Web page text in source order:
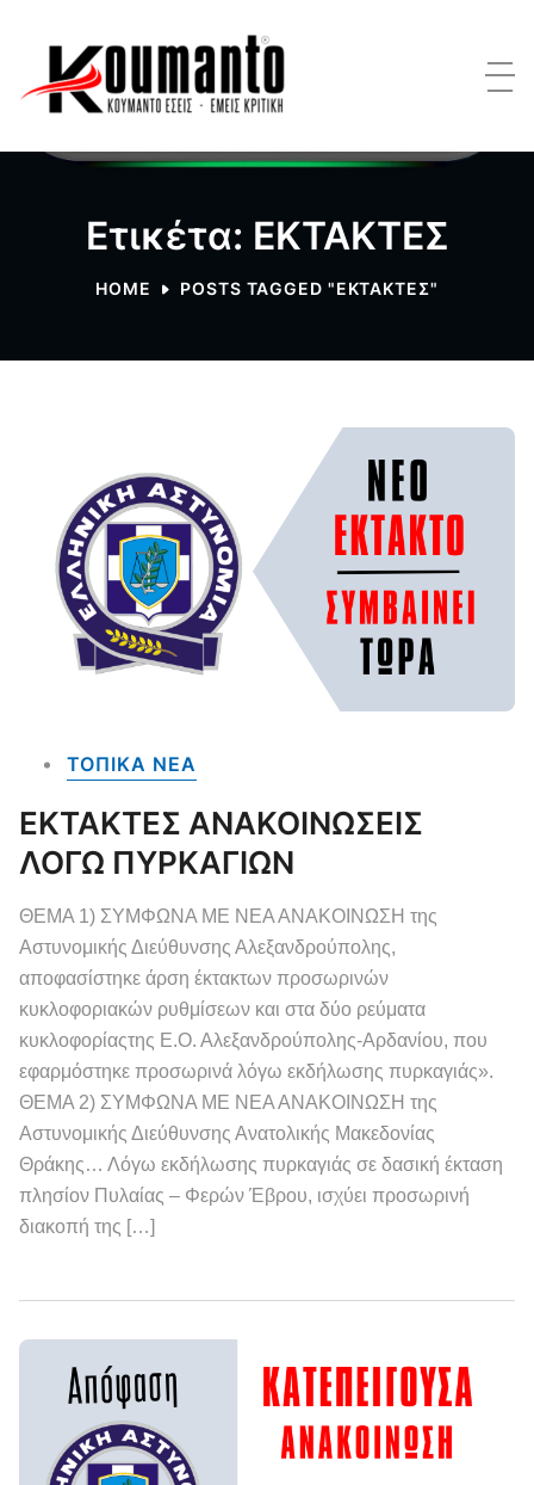
Ετικέτα: ΕΚΤΑΚΤΕΣ
HOME POSTS TAGGED "ΕΚΤΑΚΤΕΣ"
ΤΟΠΙΚΑ NEA
ΕΚΤΑΚΤΕΣ ΑΝΑΚΟΙΝΩΣΕΙΣ
ΛΟΓΩ ΠΥΡΚΑΓΙΩΝ
ΘΕΜΑ 1) ΣΥΜΦΩΝΑ ΜΕ ΝΕΑ ΑΝΑΚΟΙΝΩΣΗ της
Αστυνομικής Διεύθυνσης Αλεξανδρούπολης,
αποφασίστηκε άρση έκτακτων προσωρινών
κυκλοφοριακών ρυθμίσεων και στα δύο ρεύματα
κυκλοφορίαςτης Ε.Ο. Αλεξανδρούπολης-Αρδανίου, που
εφαρμόστηκε προσωρινά λόγω εκδήλωσης πυρκαγιάς».
ΘΕΜΑ 2) ΣΥΜΦΩΝΑ ΜΕ ΝΕΑ ΑΝΑΚΟΙΝΩΣΗ της
Αστυνομικής Διεύθυνσης Ανατολικής Μακεδονίας
Θράκης… Λόγω εκδήλωσης πυρκαγιάς σε δασική έκταση
πλησίον Πυλαίας – Φερών Έβρου, ισχύει προσωρινή
διακοπή της […]